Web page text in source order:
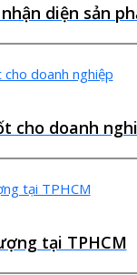
diện sản
cho doanh
tại TPHCM